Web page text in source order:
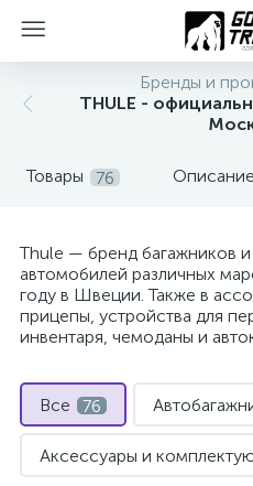
Бренды и
THULE -
Товары 76 Описание
Thule — бренд багажников
автомобилей различных
году в Швеции. Также в
прицепы, устройства для
инвентаря, чемоданы и
Все 76
Аксессуары и